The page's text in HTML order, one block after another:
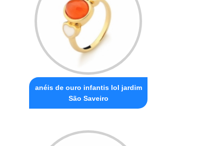
anéis de ouro infantis lol jardim
São Saveiro